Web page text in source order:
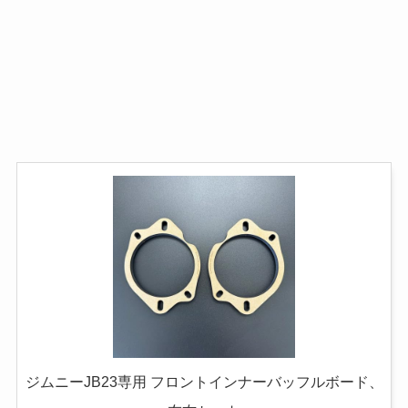
ジムニーJB23専用 フロントインナーバッフルボード、